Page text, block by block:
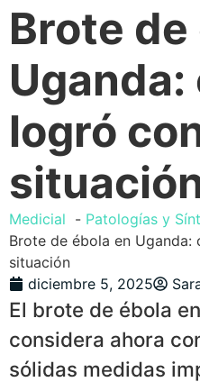
Brote
Uganda:
logró
Medicial
Patologías y
Brote de ébola en
situación
diciembre 5, 2025
El brote de ébola
considera ahora
sólidas medidas